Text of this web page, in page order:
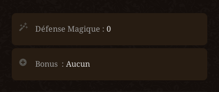
Défense Magique : 0
Bonus  : Aucun